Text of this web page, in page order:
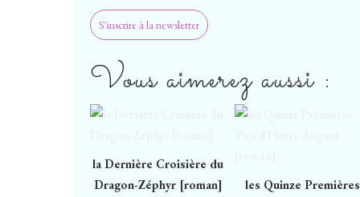
S'inscrire à la newsletter
Vous aimerez aussi :
la Dernière Croisière du
Dragon-Zéphyr [roman]
les Quinze Premières